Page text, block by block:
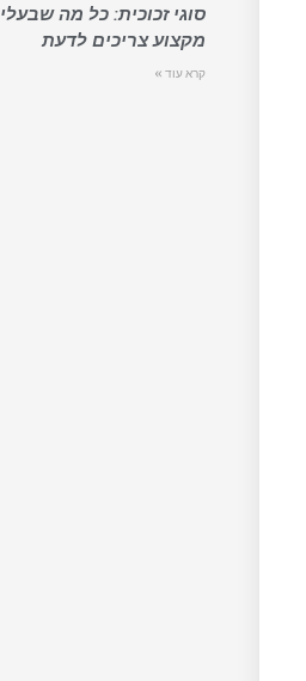
סוגי זכוכית: כל מה שבעלי
מקצוע צריכים לדעת
קרא עוד »